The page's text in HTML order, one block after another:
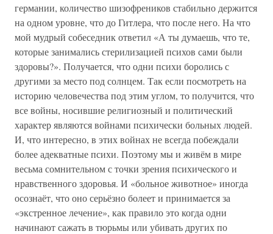
германии, количество шизофреников стабильно держится
на одном уровне, что до Гитлера, что после него. На что
мой мудрый собеседник ответил «А ты думаешь, что те,
которые занимались стерилизацией психов сами были
здоровы?». Получается, что одни психи боролись с
другими за место под солнцем. Так если посмотреть на
историю человечества под этим углом, то получится, что
все войны, носившие религиозный и политический
характер являются войнами психически больных людей.
И, что интересно, в этих войнах не всегда побеждали
более адекватные психи. Поэтому мы и живём в мире
весьма сомнительном с точки зрения психического и
нравственного здоровья. И «больное животное» иногда
осознаёт, что оно серьёзно болеет и принимается за
«экстренное лечение», как правило это когда одни
начинают сажать в тюрьмы или убивать других по